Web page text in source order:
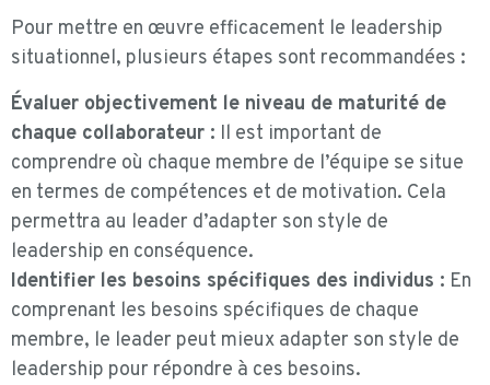
Pour mettre en œuvre efficacement le leadership
situationnel, plusieurs étapes sont recommandées :
Évaluer objectivement le niveau de maturité de
chaque collaborateur : Il est important de
comprendre où chaque membre de l’équipe se situe
en termes de compétences et de motivation. Cela
permettra au leader d’adapter son style de
leadership en conséquence.
Identifier les besoins spécifiques des individus : En
comprenant les besoins spécifiques de chaque
membre, le leader peut mieux adapter son style de
leadership pour répondre à ces besoins.